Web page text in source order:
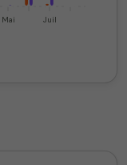
Mai Juil